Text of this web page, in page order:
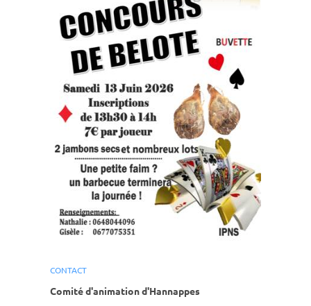
CONTACT
Comité d'animation d'Hannappes